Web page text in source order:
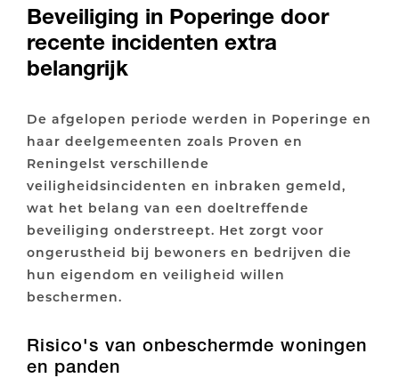
Beveiliging in Poperinge door
recente incidenten extra
belangrijk
De afgelopen periode werden in Poperinge en
haar deelgemeenten zoals Proven en
Reningelst verschillende
veiligheidsincidenten en inbraken gemeld,
wat het belang van een doeltreffende
beveiliging onderstreept. Het zorgt voor
ongerustheid bij bewoners en bedrijven die
hun eigendom en veiligheid willen
beschermen.
Risico's van onbeschermde woningen
en panden